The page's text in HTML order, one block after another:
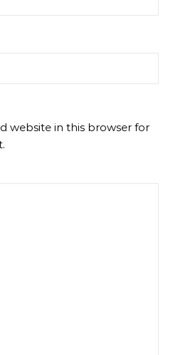
website in this browser for